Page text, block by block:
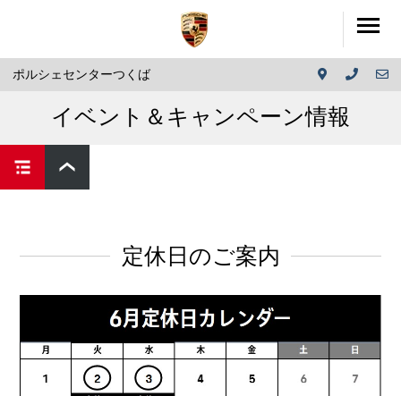
ポルシェセンターつくば
イベント＆キャンペーン情報
定休日のご案内